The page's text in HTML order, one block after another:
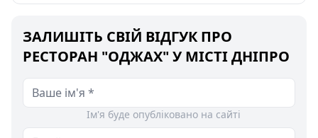
ЗАЛИШІТЬ СВІЙ ВІДГУК ПРО
РЕСТОРАН "ОДЖАХ" У МІСТІ ДНІПРО
Ім'я буде опубліковано на сайті